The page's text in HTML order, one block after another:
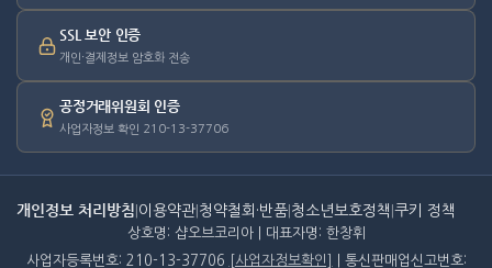
SSL 보안 인증
개인·결제정보 암호화 전송
공정거래위원회 인증
사업자정보 확인 210-13-37706
개인정보 처리방침 이용약관 청약철회·반품 청소년보호정책 쿠키 정책
상호명: 샵오브코리아 | 대표자명: 한창휘
사업자등록번호: 210-13-37706
[사업자정보확인] | 통신판매업신고번호: